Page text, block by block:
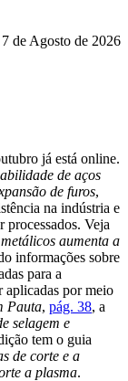
7 de Agosto de 2026
já está online.
de aços
de furos,
na indústria e
processados. Veja
aumenta a
informações sobre
para a
aplicadas por meio
Pauta, pág. 38, a
selagem e
tem o guia
de corte e a
a plasma.